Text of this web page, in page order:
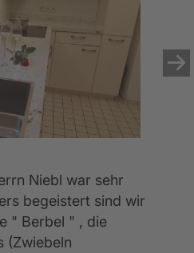
Niebl war sehr
begeistert sind wir
" Berbel " , die
(Zwiebeln